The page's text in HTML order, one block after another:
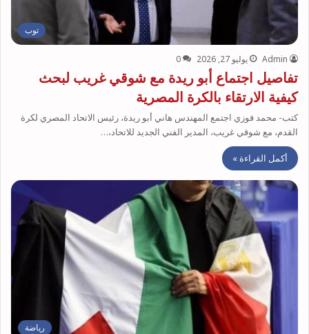
توب
Admin يوليو 27, 2026 0
تفاصيل اجتماع أبو ريدة مع شوقي غريب لبحث
كيفية الارتقاء بالكرة المصرية
كتب- محمد فوزي اجتمع المهندس هاني أبو ريدة، رئيس الاتحاد المصري لكرة
القدم، مع شوقي غريب، المدير الفني الجديد للاتحاد،…
أكمل القراءة »
رياضة